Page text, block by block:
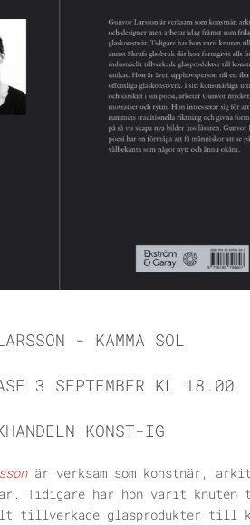
- KAMMA SOL
3 SEPTEMBER KL 18.00
KONST-IG
är verksam som konstnär,
Tidigare har hon varit
tillverkade glasprodukter till